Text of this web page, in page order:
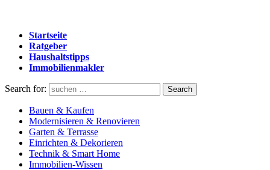
Startseite
Ratgeber
Haushaltstipps
Immobilienmakler
Search for: Search
Bauen & Kaufen
Modernisieren & Renovieren
Garten & Terrasse
Einrichten & Dekorieren
Technik & Smart Home
Immobilien-Wissen